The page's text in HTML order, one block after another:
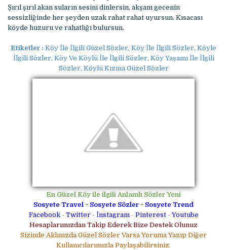
Şırıl şırıl akan suların sesini dinlersin, akşam gecenin
sessizliğinde her şeyden uzak rahat rahat uyursun. Kısacası
köyde huzuru ve rahatlığı bulursun.
Etiketler : Köy İle İlgili Güzel Sözler, Köy İle İlgili Sözler, Köyle
İlgili Sözler, Köy Ve Köylü İle İlgili Sözler, Köy Yaşamı İle İlgili
Sözler, Köylü Kızına Güzel Sözler
En Güzel Köy ile ilgili Anlamlı Sözler Yeni
Sosyete Travel ~ Sosyete Sözler ~ Sosyete Trend
Facebook- Twitter - İnstagram- Pinterest- Youtube
Hesaplarımızdan Takip Ederek Bize Destek Olunuz
Sizinde Aklınızda Güzel Sözler Varsa Yoruma Yazıp Diğer
Kullanıcılarımızla Paylaşabilirsiniz.